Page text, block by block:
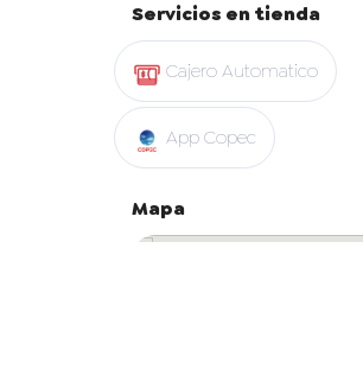
Servicios en tienda
Cajero Automatico
App Copec
Mapa